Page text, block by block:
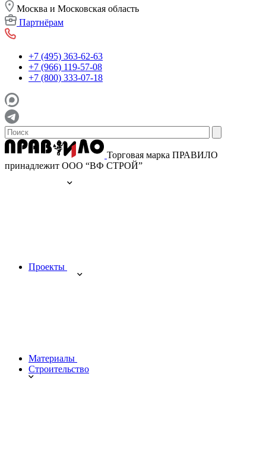
Москва и Московская область
Партнёрам
+7 (495) 363-62-63
+7 (966) 119-57-08
+7 (800) 333-07-18
Торговая марка ПРАВИЛО
принадлежит ООО “ВФ СТРОЙ”
Проекты
Материалы
Строительство